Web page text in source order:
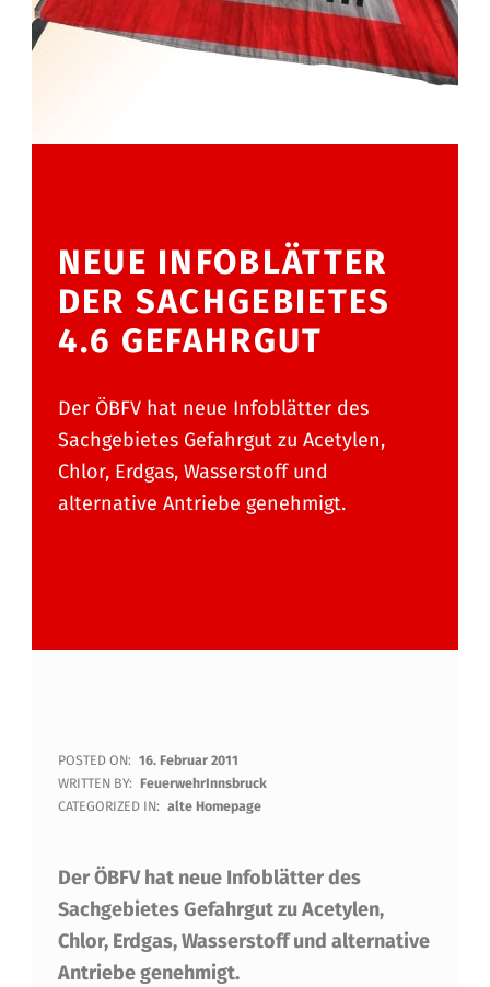
NEUE INFOBLÄTTER
DER SACHGEBIETES
4.6 GEFAHRGUT
Der ÖBFV hat neue Infoblätter des
Sachgebietes Gefahrgut zu Acetylen,
Chlor, Erdgas, Wasserstoff und
alternative Antriebe genehmigt.
N
E
E
I
N
POSTED ON: 16. Februar 2011
WRITTEN BY: FeuerwehrInnsbruck
CATEGORIZED IN: alte Homepage
Der ÖBFV hat neue Infoblätter des
Sachgebietes Gefahrgut zu Acetylen,
Chlor, Erdgas, Wasserstoff und alternative
Antriebe genehmigt.